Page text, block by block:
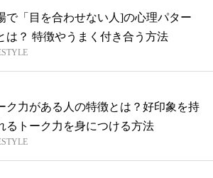
で「目を合わせない人]の心理パター
は？ 特徴やうまく付き合う方法
ク力がある人の特徴とは？好印象を持
るトーク力を身につける方法